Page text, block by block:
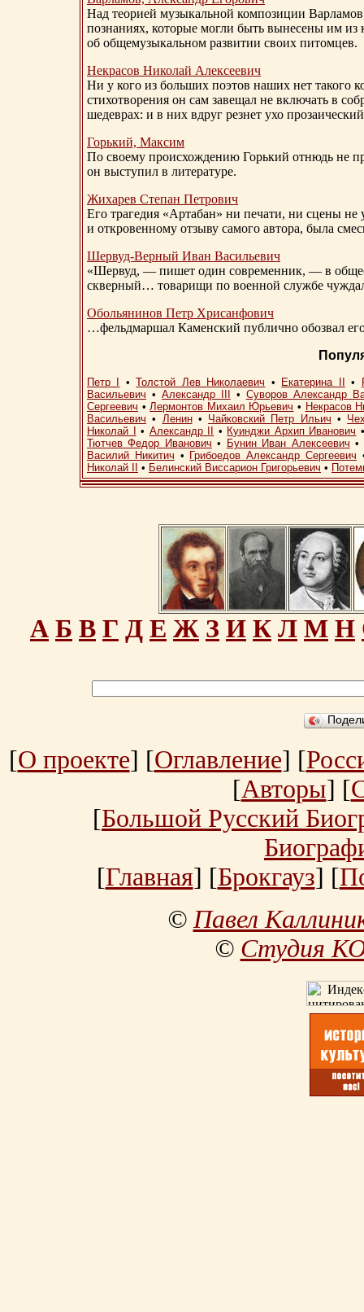
Над теорией музыкальной композиции
познаниях, которые могли быть вынесены им из
об общемузыкальном развитии своих питомцев.
Некрасов Николай Алексеевич
Ни у кого из больших поэтов наших нет такого
стихотворения он сам завещал не включать в
шедеврах: и в них вдруг резнет ухо
Горький, Максим
По своему происхождению Горький отнюдь не
он выступил в литературе.
Жихарев Степан Петрович
Его трагедия «Артабан» ни печати, ни сцены
и откровенному отзыву самого автора, была
Шервуд-Верный Иван Васильевич
«Шервуд, — пишет один современник, — в
скверный… товарищи по военной службе
Обольянинов Петр Хрисанфович
…фельдмаршал Каменский публично обозвал
Петр I •Толстой Лев Николаевич • Екатерина II •
Васильевич • Александр III • Суворов Александр
Сергеевич •Лермонтов Михаил Юрьевич • Некрасов
Васильевич • Ленин• Чайковский Петр Ильич •
Николай I
• Александр II • Куинджи Архип Иванович
Тютчев Федор Иванович • Бунин Иван Алексеевич •
Василий Никитич • Грибоедов Александр Сергеевич
Николай II
• Белинский Виссарион Григорьевич •
А Б В Г Д Е Ж З И К Л М Н
[О проекте] [Оглавление] [
[Авторы] [
[Большой Русский
[Главная] [Брокгауз] [
©Павел
© Студия